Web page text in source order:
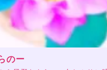
のー